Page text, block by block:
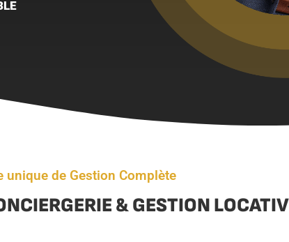
unique de Gestion Complète
& GESTION